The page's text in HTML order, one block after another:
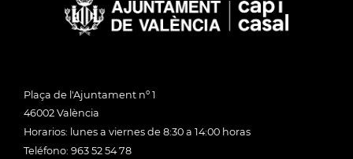
Plaça de l'Ajuntament nº 1
46002 València
Horarios: lunes a viernes de 8:30 a 14:00 horas
Teléfono: 963 52 54 78